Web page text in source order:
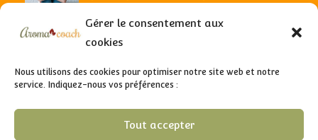
Gérer le consentement aux
cookies
Nous utilisons des cookies pour optimiser notre site web et notre
service. Indiquez-nous vos préférences :
Tout accepter
aller bien